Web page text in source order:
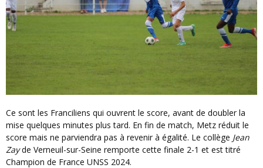
Ce sont les Franciliens qui ouvrent le score, avant de doubler la
mise quelques minutes plus tard. En fin de match, Metz réduit le
score mais ne parviendra pas à revenir à égalité. Le collège Jean
Zayde Verneuil-sur-Seine remporte cette finale 2-1 et est titré
Champion de France UNSS 2024.